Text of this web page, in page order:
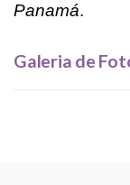
Panamá.
Galeria de